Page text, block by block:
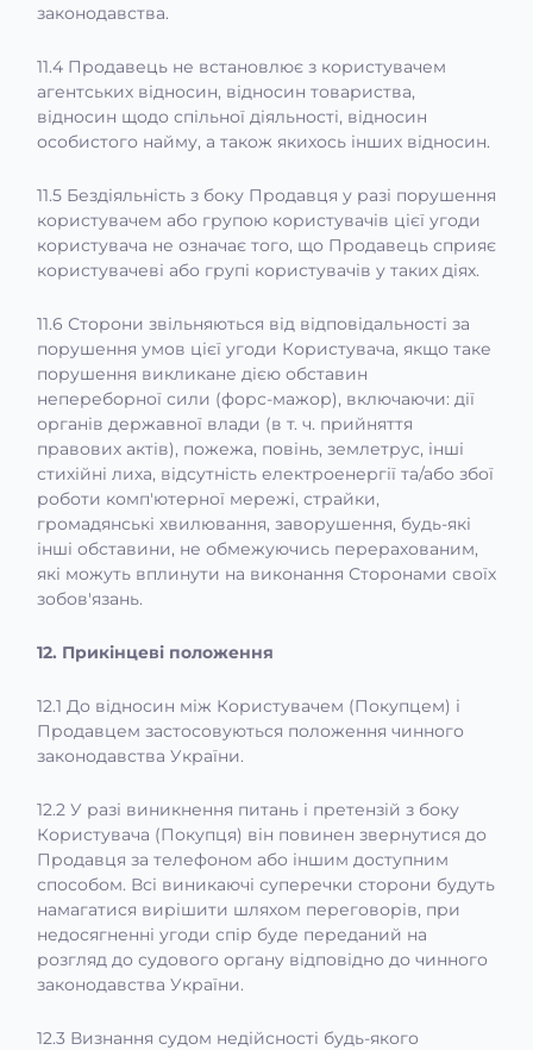
законодавства.
11.4 Продавець не встановлює з користувачем
агентських відносин, відносин товариства,
відносин щодо спільної діяльності, відносин
особистого найму, а також якихось інших відносин.
11.5 Бездіяльність з боку Продавця у разі порушення
користувачем або групою користувачів цієї угоди
користувача не означає того, що Продавець сприяє
користувачеві або групі користувачів у таких діях.
11.6 Сторони звільняються від відповідальності за
порушення умов цієї угоди Користувача, якщо таке
порушення викликане дією обставин
непереборної сили (форс-мажор), включаючи: дії
органів державної влади (в т. ч. прийняття
правових актів), пожежа, повінь, землетрус, інші
стихійні лиха, відсутність електроенергії та/або збої
роботи комп'ютерної мережі, страйки,
громадянські хвилювання, заворушення, будь-які
інші обставини, не обмежуючись перерахованим,
які можуть вплинути на виконання Сторонами своїх
зобов'язань.
12. Прикінцеві положення
12.1 До відносин між Користувачем (Покупцем) і
Продавцем застосовуються положення чинного
законодавства України.
12.2 У разі виникнення питань і претензій з боку
Користувача (Покупця) він повинен звернутися до
Продавця за телефоном або іншим доступним
способом. Всі виникаючі суперечки сторони будуть
намагатися вирішити шляхом переговорів, при
недосягненні угоди спір буде переданий на
розгляд до судового органу відповідно до чинного
законодавства України.
12.3 Визнання судом недійсності будь-якого